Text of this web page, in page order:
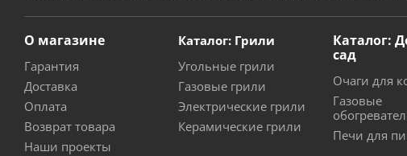
О магазине
Гарантия
Доставка
Оплата
Возврат товара
Наши проекты
Каталог: Грили
Угольные грили
Газовые грили
Электрические грили
Керамические грили
Каталог:
сад
Очаги для
Газовые
Печи для